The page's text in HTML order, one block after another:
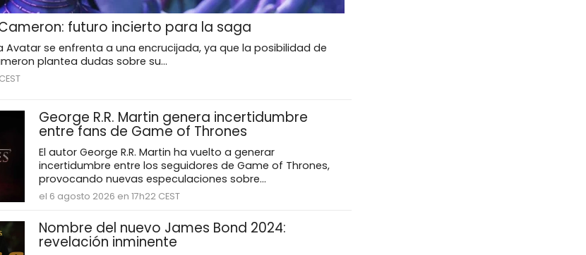
futuro incierto para la saga
Avatar se enfrenta a una encrucijada, ya que la posibilidad de
plantea dudas sobre su...
George R.R. Martin genera incertidumbre
entre fans de Game of Thrones
El autor George R.R. Martin ha vuelto a generar
incertidumbre entre los seguidores de Game of Thrones,
provocando nuevas especulaciones sobre...
el 6 agosto 2026 en 17h22 CEST
Nombre del nuevo James Bond 2024:
revelación inminente